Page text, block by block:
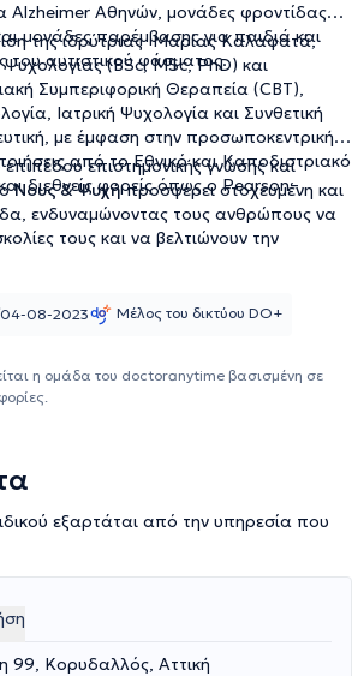
Alzheimer Αθηνών, μονάδες φροντίδας
μονάδες παρέμβασης για παιδιά και
του αυτιστικού φάσματος.
της ιδρύτριας Μαρίας Καλαφατά,
(BSc, MSc, PhD) και
Συμπεριφορική Θεραπεία (CBT),
Ιατρική Ψυχολογία και Συνθετική
με έμφαση στην προσωποκεντρική
από το Εθνικό και Καποδιστριακό
διεθνείς φορείς όπως ο Pearson–
επιστημονικής γνώσης και
Νους & Ψυχήπροσφέρει στοχευμένη και
ενδυναμώνοντας τους ανθρώπους να
τους και να βελτιώνουν την
04-08-2023 Μέλος του δικτύου DO+
η ομάδα του doctoranytime βασισμένη σε
εξαρτάται από την υπηρεσία που
99, Κορυδαλλός, Αττική